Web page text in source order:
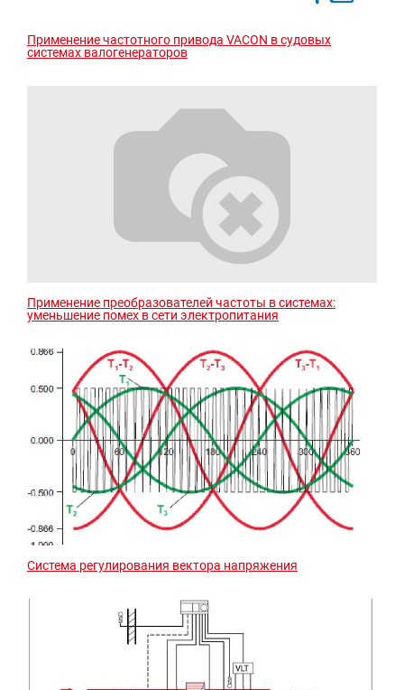
Применение частотного привода VACON в судовых
системах валогенераторов
Применение преобразователей частоты в системах:
уменьшение помех в сети электропитания
Система регулирования вектора напряжения